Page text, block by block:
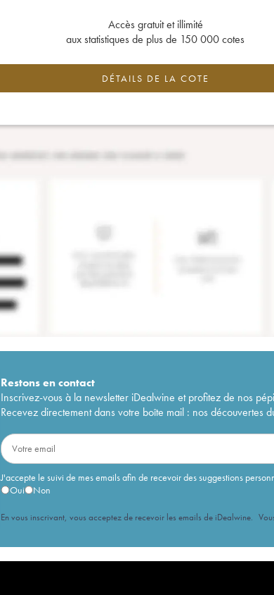
Accès gratuit et illimité
aux statistiques de plus de 150 000 cotes
DÉTAILS DE LA COTE
Restons encontact
Inscrivez-vous à la newsletter iDealwine et profitez de nos
Recevez directement dans votre boîte mail : nos découvertes
J'accepte le suivi de mes emails afin de recevoir des suggestions
Oui
Non
En vous inscrivant, vous acceptez de recevoir les emails de iDealwine.